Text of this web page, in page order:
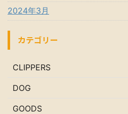
2024年3月
カテゴリー
CLIPPERS
DOG
GOODS